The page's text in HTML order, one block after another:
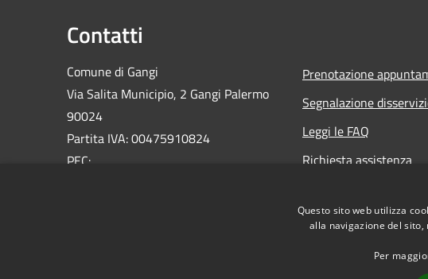
Contatti
Comune di Gangi
Via Salita Municipio, 2 Gangi Palermo
90024
Partita IVA: 00475910824
PEC:
Prenotazione
Segnalazione
Leggi le FAQ
Richiesta assistenza
Questo sito web utilizza
alla navigazione del
Per